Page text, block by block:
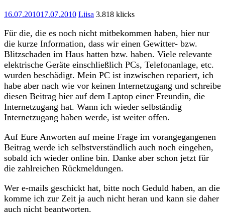
16.07.201017.07.2010 Liisa 3.818 klicks
Für die, die es noch nicht mitbekommen haben, hier nur
die kurze Information, dass wir einen Gewitter- bzw.
Blitzschaden im Haus hatten bzw. haben. Viele relevante
elektrische Geräte einschließlich PCs, Telefonanlage, etc.
wurden beschädigt. Mein PC ist inzwischen repariert, ich
habe aber nach wie vor keinen Internetzugang und schreibe
diesen Beitrag hier auf dem Laptop einer Freundin, die
Internetzugang hat. Wann ich wieder selbständig
Internetzugang haben werde, ist weiter offen.
Auf Eure Anworten auf meine Frage im vorangegangenen
Beitrag werde ich selbstverständlich auch noch eingehen,
sobald ich wieder online bin. Danke aber schon jetzt für
die zahlreichen Rückmeldungen.
Wer e-mails geschickt hat, bitte noch Geduld haben, an die
komme ich zur Zeit ja auch nicht heran und kann sie daher
auch nicht beantworten.